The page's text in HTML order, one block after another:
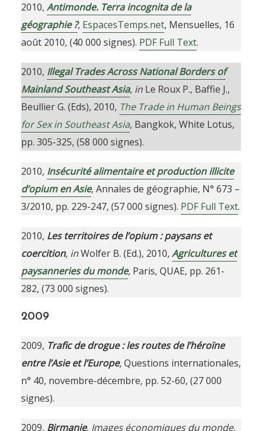
2010, Antimonde. Terra incognita de la
géographie ?, EspacesTemps.net, Mensuelles, 16
août 2010, (40 000 signes). PDF Full Text.
2010, Illegal Trades Across National Borders of
Mainland Southeast Asia, inLe Roux P., Baffie J.,
Beullier G. (Eds), 2010, The Trade in Human Beings
for Sex in Southeast Asia, Bangkok, White Lotus,
pp. 305-325, (58 000 signes).
2010, Insécurité alimentaire et production illicite
d’opium en Asie, Annales de géographie, N° 673 –
3/2010, pp. 229-247, (57 000 signes). PDF Full Text.
2010, Les territoires de l’opium : paysans et
coercition, inWolfer B. (Ed.), 2010, Agricultures et
paysanneries du monde, Paris, QUAE, pp. 261-
282, (73 000 signes).
2009
2009, Trafic de drogue : les routes de l’héroïne
entre l’Asie et l’Europe, Questions internationales,
n° 40, novembre-décembre, pp. 52-60, (27 000
signes).
2009, Birmanie, Images économiques du monde,